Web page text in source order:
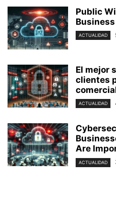
Public
ACTUALIDAD
El mejor
clientes
ACTUALIDAD
Are
ACTUALIDAD